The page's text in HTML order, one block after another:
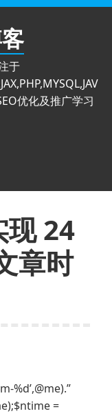
于
优化及推广学习
24
章时
%d’,@me).”
=